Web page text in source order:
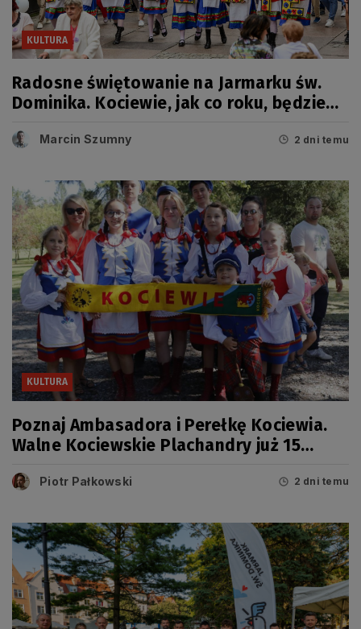
KULTURA
Radosne świętowanie na Jarmarku św.
Dominika. Kociewie, jak co roku, będzie
Marcin Szumny 2 dni temu
KULTURA
Poznaj Ambasadora i Perełkę Kociewia.
Walne Kociewskie Plachandry już 15
Piotr Pałkowski 2 dni temu